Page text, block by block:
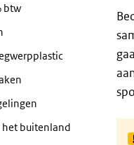
btw
buitenland